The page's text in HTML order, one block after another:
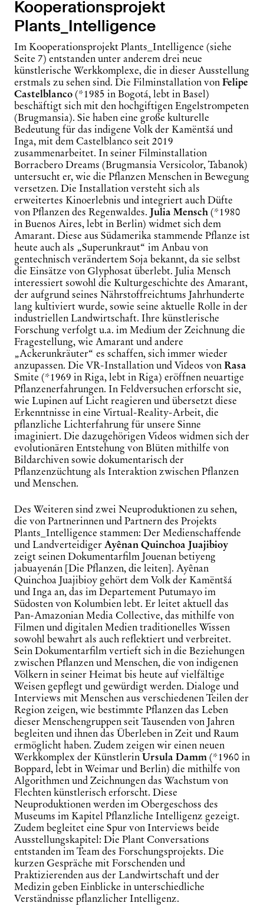
Kooperationsprojekt
Plants_Intelligence
Im KooperationsprojektPlants _Intelligence (siehe
Seite 7) entstanden unter anderem drei neue
künstlerische Werkkomplexe, die in dieser Ausstellung
erstmals zu sehen sind. Die Filminstallation vonFelipe
Castelblanco (*1985 in Bogotá, lebt in Basel)
beschäftigt sich mit den hochgiftigen Engelstrompeten
(Brugmansia). Sie haben eine große kulturelle
Bedeutung für das indigene Volk der Kamëntšá und
Inga, mit dem Castelblanco seit 2019
zusammenarbeitet. In seiner Filminstallation
BorracberoDreams (Brugmansia Versicolor, Tabanok)
untersucht er, wie die Pflanzen Menschen in Bewegung
versetzen. Die Installation versteht sich als
erweitertes Kinoerlebnis und integriert auch Düfte
von Pflanzen des Regenwaldes. Julia Mensch (*1980
in Buenos Aires, lebt in Berlin) widmet sich dem
Amarant. Diese aus Südamerika stammende Pflanze ist
heute auch als „Superunkraut“ im Anbau von
gentechnisch verändertem Soja bekannt, da sie selbst
die Einsätze von Glyphosat überlebt. Julia Mensch
interessiert sowohl die Kulturgeschichte des Amarant,
der aufgrund seines Nährstoffreichtums Jahrhunderte
lang kultiviert wurde, sowie seine aktuelle Rolle in der
industriellen Landwirtschaft. Ihre künstlerische
Forschung verfolgt u.a. im Medium der Zeichnung die
Fragestellung, wie Amarant und andere
„Ackerunkräuter“ es schaffen, sich immer wieder
anzupassen. Die VR-Installation und Videos von Rasa
Smite (*1969 in Riga, lebt in Riga) eröffnen neuartige
Pflanzenerfahrungen. In Feldversuchen erforscht sie,
wie Lupinen auf Licht reagieren und übersetzt diese
Erkenntnisse in eine Virtual-Reality-Arbeit, die
pflanzliche Lichterfahrung für unsere Sinne
imaginiert. Die dazugehörigen Videos widmen sich der
evolutionären Entstehung von Blüten mithilfe von
Bildarchiven sowie dokumentarisch der
Pflanzenzüchtung als Interaktion zwischen Pflanzen
und Menschen.
Des Weiteren sind zwei Neuproduktionen zu sehen,
die von Partnerinnen und Partnern des Projekts
Plants _Intelligence stammen: Der Medienschaffende
und LandverteidigerAyênanQuinchoa Juajibioy
zeigt seinen DokumentarfilmJouenanbetiyeng
jabuayenán [Die Pflanzen, die leiten]. Ayênan
Quinchoa Juajibioy gehört dem Volk der Kamëntšá
und Inga an, das im Departement Putumayo im
Südosten von Kolumbien lebt. Er leitet aktuell das
Pan-Amazonian Media Collective, das mithilfe von
Filmen und digitalen Medien traditionelles Wissen
sowohl bewahrt als auch reflektiert und verbreitet.
Sein Dokumentarfilm vertieft sich in die Beziehungen
zwischen Pflanzen und Menschen, die von indigenen
Völkern in seiner Heimat bis heute auf vielfältige
Weisen gepflegt und gewürdigt werden. Dialoge und
Interviews mit Menschen aus verschiedenen Teilen der
Region zeigen, wie bestimmte Pflanzen das Leben
dieser Menschengruppen seit Tausenden von Jahren
begleiten und ihnen das Überleben in Zeit und Raum
ermöglicht haben. Zudem zeigen wir einen neuen
Werkkomplex der KünstlerinUrsula Damm (*1960 in
Boppard, lebt in Weimar und Berlin) die mithilfe von
Algorithmen und Zeichnungen das Wachstum von
Flechten künstlerisch erforscht. Diese
Neuproduktionen werden im Obergeschoss des
Museums im KapitelPflanzliche Intelligenz gezeigt.
Zudem begleitet eine Spur von Interviews beide
Ausstellungskapitel: Die Plant Conversations
entstanden im Team des Forschungsprojekts. Die
kurzen Gespräche mit Forschenden und
Praktizierenden aus der Landwirtschaft und der
Medizin geben Einblicke in unterschiedliche
Verständnisse pflanzlicher Intelligenz.